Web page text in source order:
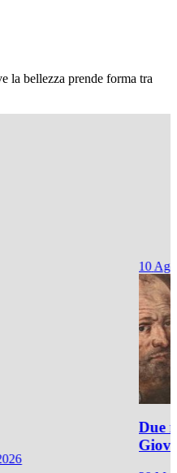
la bellezza prende forma tra
10
Due